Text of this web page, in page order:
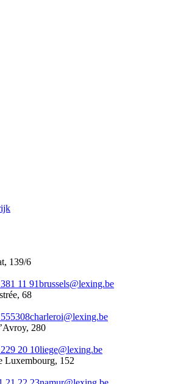
139/6
11 91brussels@lexing.be
68
charleroi@lexing.be
280
20 10liege@lexing.be
Luxembourg, 152